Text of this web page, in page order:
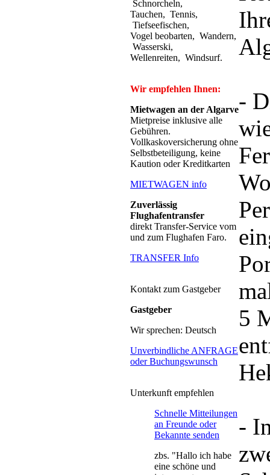
Schnorcheln,
Tauchen, Tennis,
Tiefseefischen,
Vogel beobarten, Wandern,
Wasserski,
Wellenreiten, Windsurf.
Wir empfehlen Ihnen:
Mietwagen an der Algarve
Mietpreise inklusive alle
Gebühren.
Vollkaskoversicherung ohne
Selbstbeteiligung, keine
Kaution oder Kreditkarten
MIETWAGEN info
Zuverlässig
Flughafentransfer
direkt Transfer-Service vom
und zum Flughafen Faro.
TRANSFER Info
Kontakt zum Gastgeber
Gastgeber
Wir sprechen: Deutsch
Unverbindliche ANFRAGE
oder Buchungswunsch
Unterkunft empfehlen
Schnelle Mitteilungen
an Freunde oder
Bekannte senden
zbs. "Hallo ich habe
eine schöne und
-
5
-